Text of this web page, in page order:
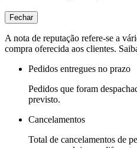
Fechar
A nota de reputação refere-se a
compra oferecida aos clientes.
Pedidos entregues no prazo
Pedidos que foram
previsto.
Cancelamentos
Total de cancelamentos de